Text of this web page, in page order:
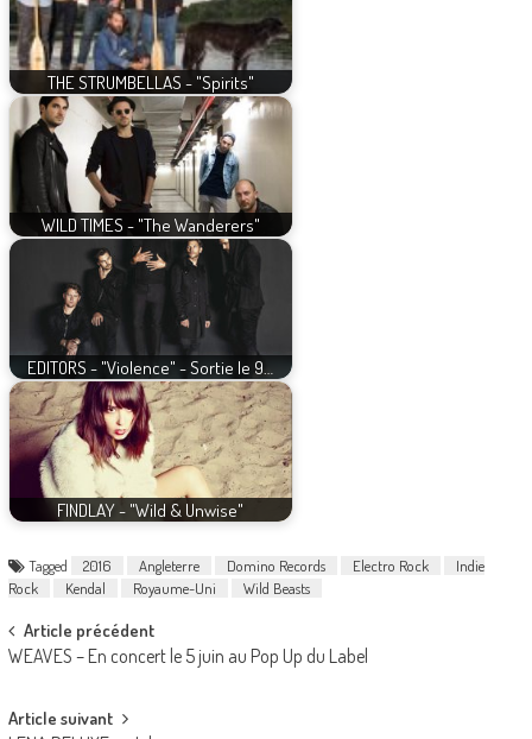
THE STRUMBELLAS - "Spirits"
WILD TIMES - "The Wanderers"
EDITORS - "Violence" - Sortie le 9…
FINDLAY - "Wild & Unwise"
Tagged 2016 Angleterre Domino Records Electro Rock
Indie
Rock
Kendal Royaume-Uni Wild Beasts
Post
navigation
Article précédent
WEAVES – En concert le 5 juin au Pop Up du Label
Article suivant